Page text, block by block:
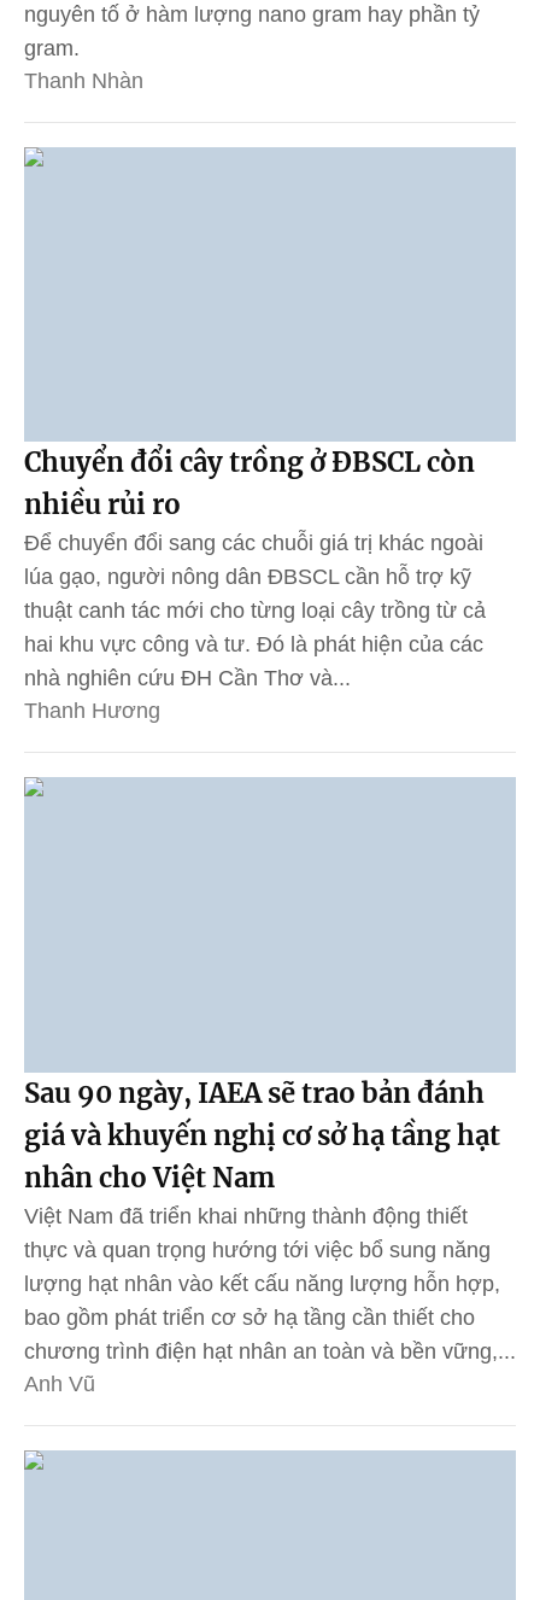
nguyên tố ở hàm lượng nano gram hay phần tỷ
gram.
Thanh Nhàn
Chuyển đổi cây trồng ở ĐBSCL còn
nhiều rủi ro
Để chuyển đổi sang các chuỗi giá trị khác ngoài
lúa gạo, người nông dân ĐBSCL cần hỗ trợ kỹ
thuật canh tác mới cho từng loại cây trồng từ cả
hai khu vực công và tư. Đó là phát hiện của các
nhà nghiên cứu ĐH Cần Thơ và...
Thanh Hương
Sau 90 ngày, IAEA sẽ trao bản đánh
giá và khuyến nghị cơ sở hạ tầng hạt
nhân cho Việt Nam
Việt Nam đã triển khai những thành động thiết
thực và quan trọng hướng tới việc bổ sung năng
lượng hạt nhân vào kết cấu năng lượng hỗn hợp,
bao gồm phát triển cơ sở hạ tầng cần thiết cho
chương trình điện hạt nhân an toàn và bền vững,...
Anh Vũ